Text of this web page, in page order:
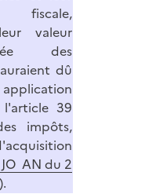
valeur
des
dû
39
impôts,
AN du 2
).